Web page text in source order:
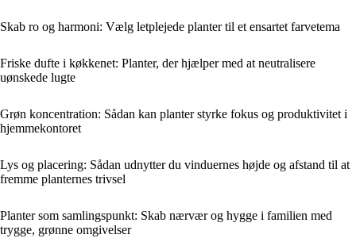
Skab ro og harmoni: Vælg letplejede planter til et ensartet farvetema
Friske dufte i køkkenet: Planter, der hjælper med at neutralisere
uønskede lugte
Grøn koncentration: Sådan kan planter styrke fokus og produktivitet i
hjemmekontoret
Lys og placering: Sådan udnytter du vinduernes højde og afstand til at
fremme planternes trivsel
Planter som samlingspunkt: Skab nærvær og hygge i familien med
trygge, grønne omgivelser